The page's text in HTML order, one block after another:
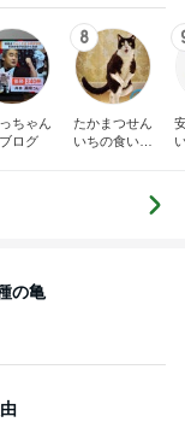
ちゃん
ログ
8
たかまつせん
いちの食い散
の亀